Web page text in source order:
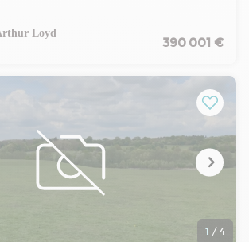
stade de Lyon, il bénéficie d'un
Le foncier comprend une
constructeur, vous offrant ainsi une
d'un bâtiment d'environ 500 m²
deux niveaux. Ce bien est adapté à une
à du petit stockage en rez-de-chaussée et
Les accès routiers, la desserte en
et la proximité de l'aéroport Lyon
390 001 €
1 / 4